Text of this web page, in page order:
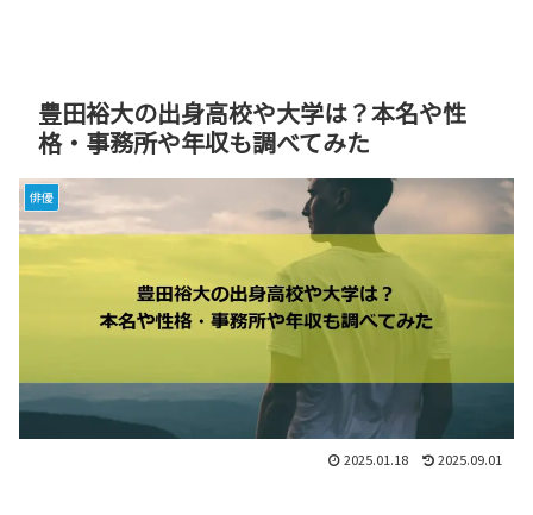
豊田裕大の出身高校や大学は？本名や性
格・事務所や年収も調べてみた
俳優
2025.01.18 2025.09.01